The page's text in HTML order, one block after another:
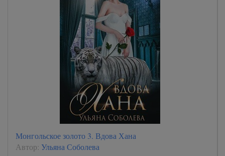
Монгольское золото 3. Вдова Хана
Автор: Ульяна Соболева